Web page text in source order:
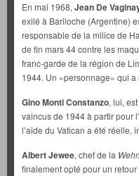
En mai 1968, Jean De
exilé à Bariloche (Argentine)
responsable de la milice de
de fin mars 44 contre les
franc-garde de la région de
1944. Un «personnage» qui a
Gino Monti Constanzo, lui,
vaincus de 1944 à partir pour
l’aide du Vatican a été réelle,
Albert Jewee, chef de la
finalement opté pour un